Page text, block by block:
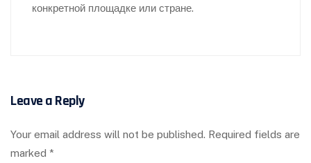
конкретной площадке или стране.
Leave a Reply
Your email address will not be published. Required fields are
marked *